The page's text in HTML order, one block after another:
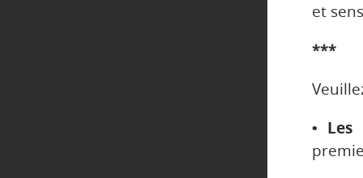
et
***
• Les